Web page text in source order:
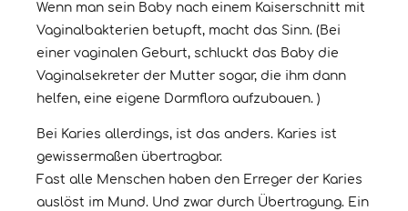
Wenn man sein Baby nach einem Kaiserschnitt mit
Vaginalbakterien betupft, macht das Sinn. (Bei
einer vaginalen Geburt, schluckt das Baby die
Vaginalsekreter der Mutter sogar, die ihm dann
helfen, eine eigene Darmflora aufzubauen. )
Bei Karies allerdings, ist das anders. Karies ist
gewissermaßen übertragbar.
Fast alle Menschen haben den Erreger der Karies
auslöst im Mund. Und zwar durch Übertragung. Ein